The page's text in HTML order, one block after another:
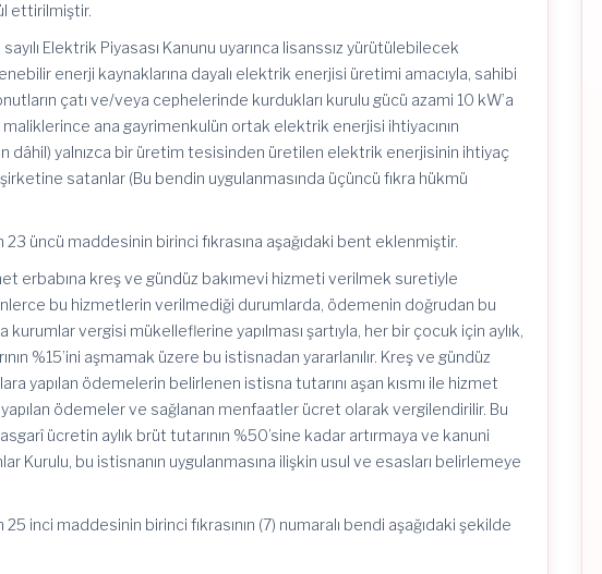
ettirilmiştir.
Elektrik Piyasası Kanunu uyarınca lisanssız yürütülebilecek
enerji kaynaklarına dayalı elektrik enerjisi üretimi amacıyla, sahibi
çatı ve/veya cephelerinde kurdukları kurulu gücü azami 10 kW’a
ana gayrimenkulün ortak elektrik enerjisi ihtiyacının
dâhil) yalnızca bir üretim tesisinden üretilen elektrik enerjisinin ihtiyaç
satanlar (Bu bendin uygulanmasında üçüncü fıkra hükmü
23 üncü maddesinin birinci fıkrasına aşağıdaki bent eklenmiştir.
erbabına kreş ve gündüz bakımevi hizmeti verilmek suretiyle
bu hizmetlerin verilmediği durumlarda, ödemenin doğrudan bu
vergisi mükelleflerine yapılması şartıyla, her bir çocuk için aylık,
%15’ini aşmamak üzere bu istisnadan yararlanılır. Kreş ve gündüz
yapılan ödemelerin belirlenen istisna tutarını aşan kısmı ile hizmet
ödemeler ve sağlanan menfaatler ücret olarak vergilendirilir. Bu
ücretin aylık brüt tutarının %50’sine kadar artırmaya ve kanuni
Kurulu, bu istisnanın uygulanmasına ilişkin usul ve esasları belirlemeye
25 inci maddesinin birinci fıkrasının (7) numaralı bendi aşağıdaki şekilde